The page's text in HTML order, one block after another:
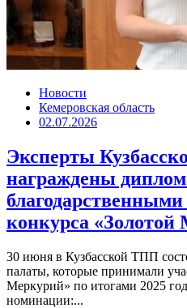
Новости
Кемеровская область
02.07.2026
Эксперты
награждены
конкурса «Золотой
30 июня в Кузбасской ТПП
палаты, которые принимали
Меркурий» по итогами 2025
номинации:...